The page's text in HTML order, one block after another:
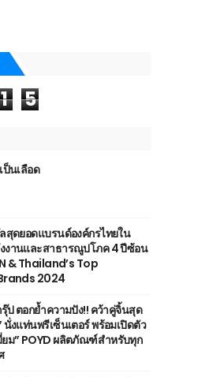
1 5
ป็นเลือด
สุดยอดแบรนด์องค์กรไทยใน
งานและสาธารณูปโภค 4 ปีซ้อน
& Thailand’s Top
2024
รุ๊ป ตอกย้ำความปัง!! คว้าคู่จิ้นสุด
งแท่นพรีเซ็นเตอร์ พร้อมเปิดตัว
ยม” POYD ผลิตภัณฑ์สำหรับทุก